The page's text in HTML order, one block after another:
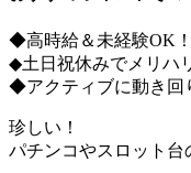
◆高時給＆未経験OK
◆土日祝休みでメリハ
◆アクティブに動き回
珍しい！
パチンコやスロット台